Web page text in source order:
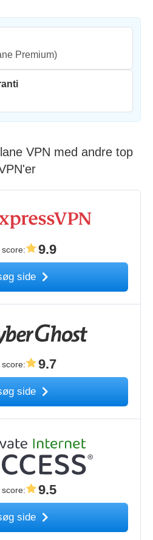
Premium)
VPN med andre top
score: 9.9
side
score: 9.7
side
score: 9.5
side